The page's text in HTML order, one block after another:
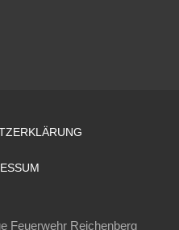
Feuerwehr Reichenberg